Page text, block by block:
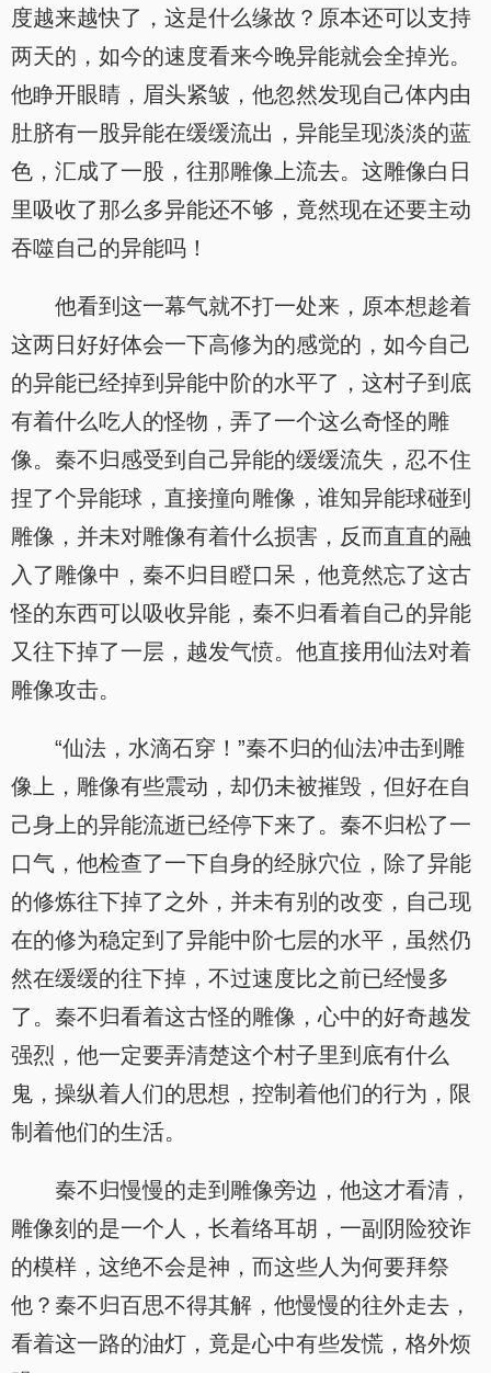
度越来越快了，这是什么缘故？原本还可以支持
两天的，如今的速度看来今晚异能就会全掉光。
他睁开眼睛，眉头紧皱，他忽然发现自己体内由
肚脐有一股异能在缓缓流出，异能呈现淡淡的蓝
色，汇成了一股，往那雕像上流去。这雕像白日
里吸收了那么多异能还不够，竟然现在还要主动
吞噬自己的异能吗！
他看到这一幕气就不打一处来，原本想趁着
这两日好好体会一下高修为的感觉的，如今自己
的异能已经掉到异能中阶的水平了，这村子到底
有着什么吃人的怪物，弄了一个这么奇怪的雕
像。秦不归感受到自己异能的缓缓流失，忍不住
捏了个异能球，直接撞向雕像，谁知异能球碰到
雕像，并未对雕像有着什么损害，反而直直的融
入了雕像中，秦不归目瞪口呆，他竟然忘了这古
怪的东西可以吸收异能，秦不归看着自己的异能
又往下掉了一层，越发气愤。他直接用仙法对着
雕像攻击。
“仙法，水滴石穿！”秦不归的仙法冲击到雕
像上，雕像有些震动，却仍未被摧毁，但好在自
己身上的异能流逝已经停下来了。秦不归松了一
口气，他检查了一下自身的经脉穴位，除了异能
的修炼往下掉了之外，并未有别的改变，自己现
在的修为稳定到了异能中阶七层的水平，虽然仍
然在缓缓的往下掉，不过速度比之前已经慢多
了。秦不归看着这古怪的雕像，心中的好奇越发
强烈，他一定要弄清楚这个村子里到底有什么
鬼，操纵着人们的思想，控制着他们的行为，限
制着他们的生活。
秦不归慢慢的走到雕像旁边，他这才看清，
雕像刻的是一个人，长着络耳胡，一副阴险狡诈
的模样，这绝不会是神，而这些人为何要拜祭
他？秦不归百思不得其解，他慢慢的往外走去，
看着这一路的油灯，竟是心中有些发慌，格外烦